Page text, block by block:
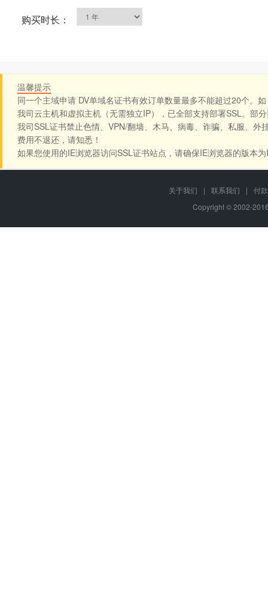
购买时长：
温馨提示
同一个主域申请 DV单域名证书有效订单数量最多不能超过20个。
我司云主机和虚拟主机（无需独立IP），已全部支持部署SSL。部
我司SSL证书禁止色情、VPN/翻墙、木马、病毒、诈骗、私服、
费用不退还，请知悉！
如果您使用的IE浏览器访问SSL证书站点，请确保IE浏览器的版本
关于我们 | 联系我们 |
付
Copyright © 2002-